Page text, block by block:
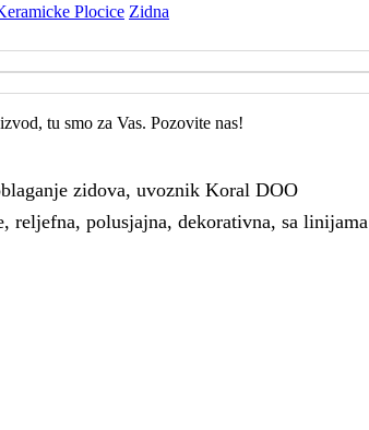
Plocice Zidna
tu smo za Vas. Pozovite nas!
zidova, uvoznik Koral DOO
reljefna, polusjajna, dekorativna, sa linijama